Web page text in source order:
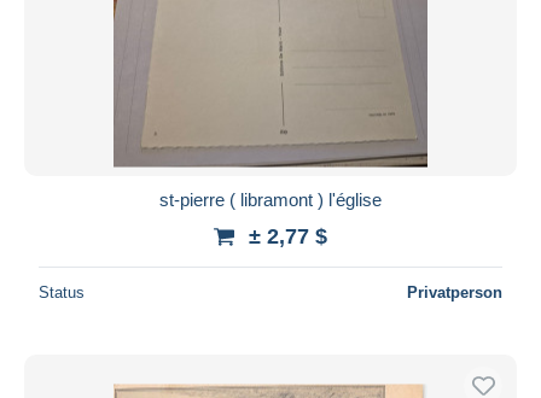
st-pierre ( libramont ) l'église
± 2,77 $
Status Privatperson